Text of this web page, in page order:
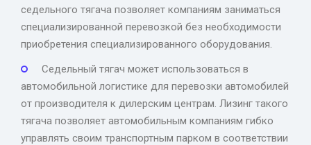
седельного тягача позволяет компаниям заниматься
специализированной перевозкой без необходимости
приобретения специализированного оборудования.
Седельный тягач может использоваться в
автомобильной логистике для перевозки автомобилей
от производителя к дилерским центрам. Лизинг такого
тягача позволяет автомобильным компаниям гибко
управлять своим транспортным парком в соответствии